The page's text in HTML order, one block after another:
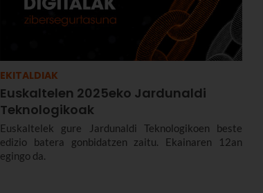
EKITALDIAK
Euskaltelen 2025eko Jardunaldi
Teknologikoak
Euskaltelek gure Jardunaldi Teknologikoen beste
edizio batera gonbidatzen zaitu. Ekainaren 12an
egingo da.